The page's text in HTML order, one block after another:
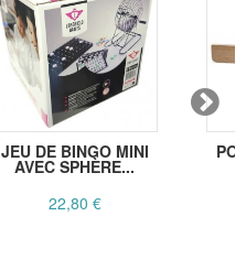
JEU DE BINGO MINI
AVEC SPHÈRE...
22,80 €